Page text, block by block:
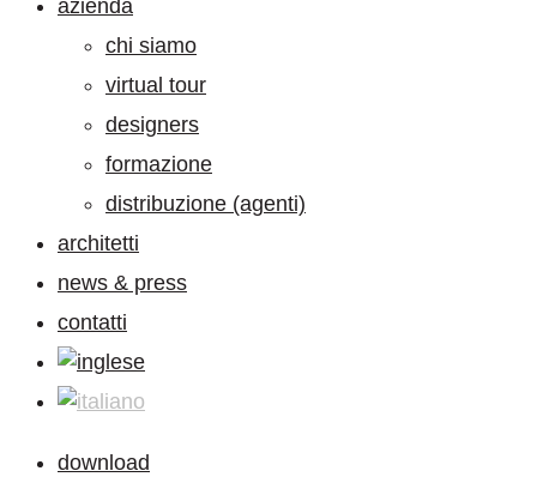
azienda
chi siamo
virtual tour
designers
formazione
distribuzione (agenti)
architetti
news & press
contatti
download